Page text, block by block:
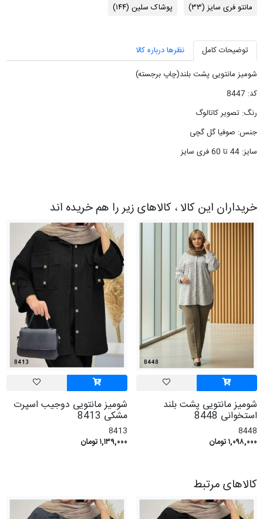
مانتو فری سایز (۳۳) پوشاک سلین (۱۴۴)
توضیحات کامل
نظرها درباره کالا
شومیز مانتویی پشت بلند(چاپ برجسته)
کد: 8447
رنگ: تصویر کاتالوگ
جنس: صوفیا گل گچی
سایز: 44 تا 60 فری سایز
خریداران این کالا ، کالاهای زیر را هم خریده اند
شومیز مانتویی پشت بلند
استخوانی 8448
8448
۱,۰۹۸,۰۰۰ تومان
شومیز مانتویی دوجیب اسپرت
مشکی 8413
8413
۱,۱۳۹,۰۰۰ تومان
کالاهای مرتبط